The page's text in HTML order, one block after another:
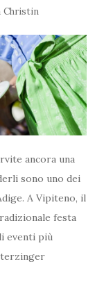
Christin
ancora una
sono uno dei
A Vipiteno, il
festa
eventi più